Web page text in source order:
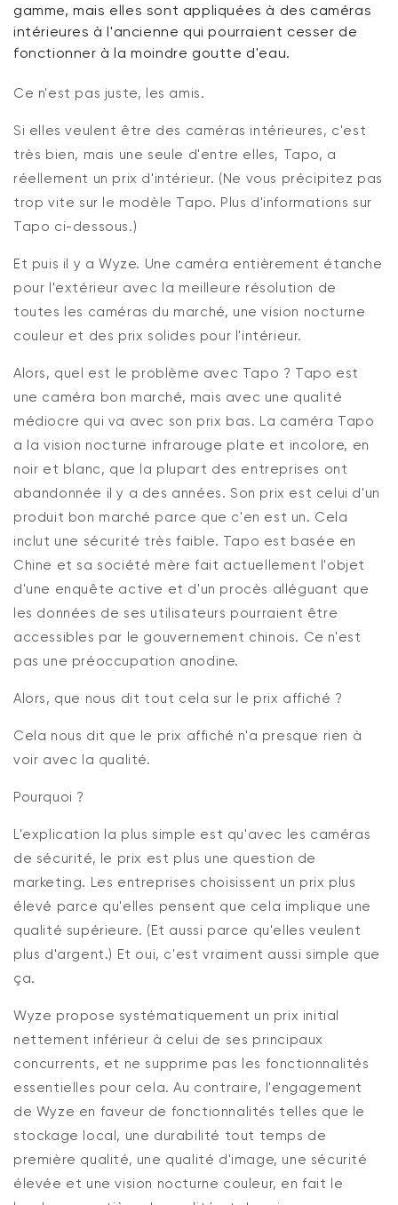
gamme, mais elles sont appliquées à des caméras
intérieures à l'ancienne qui pourraient cesser de
fonctionner à la moindre goutte d'eau.
Ce n'est pas juste, les amis.
Si elles veulent être des caméras intérieures, c'est
très bien, mais une seule d'entre elles, Tapo, a
réellement un prix d'intérieur. (Ne vous précipitez pas
trop vite sur le modèle Tapo. Plus d'informations sur
Tapo ci-dessous.)
Et puis il y a Wyze. Une caméra entièrement étanche
pour l'extérieur avec la meilleure résolution de
toutes les caméras du marché, une vision nocturne
couleur et des prix solides pour l'intérieur.
Alors, quel est le problème avec Tapo ? Tapo est
une caméra bon marché, mais avec une qualité
médiocre qui va avec son prix bas. La caméra Tapo
a la vision nocturne infrarouge plate et incolore, en
noir et blanc, que la plupart des entreprises ont
abandonnée il y a des années. Son prix est celui d'un
produit bon marché parce que c'en est un. Cela
inclut une sécurité très faible. Tapo est basée en
Chine et sa société mère fait actuellement l'objet
d'une enquête active et d'un procès alléguant que
les données de ses utilisateurs pourraient être
accessibles par le gouvernement chinois. Ce n'est
pas une préoccupation anodine.
Alors, que nous dit tout cela sur le prix affiché ?
Cela nous dit que le prix affiché n'a presque rien à
voir avec la qualité.
Pourquoi ?
L'explication la plus simple est qu'avec les caméras
de sécurité, le prix est plus une question de
marketing. Les entreprises choisissent un prix plus
élevé parce qu'elles pensent que cela implique une
qualité supérieure. (Et aussi parce qu'elles veulent
plus d'argent.) Et oui, c'est vraiment aussi simple que
ça.
Wyze propose systématiquement un prix initial
nettement inférieur à celui de ses principaux
concurrents, et ne supprime pas les fonctionnalités
essentielles pour cela. Au contraire, l'engagement
de Wyze en faveur de fonctionnalités telles que le
stockage local, une durabilité tout temps de
première qualité, une qualité d'image, une sécurité
élevée et une vision nocturne couleur, en fait le